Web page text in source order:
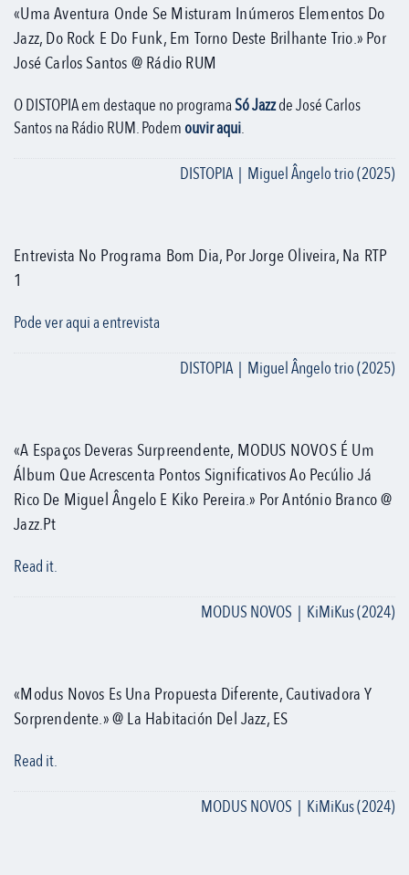
«Uma Aventura Onde Se Misturam Inúmeros Elementos Do
Jazz, Do Rock E Do Funk, Em Torno Deste Brilhante Trio.» Por
José Carlos Santos @ Rádio RUM
O DISTOPIA em destaque no programaSó Jazzde José Carlos
Santos na Rádio RUM. Podemouvir aqui.
DISTOPIA | Miguel Ângelo trio (2025)
Entrevista No Programa Bom Dia, Por Jorge Oliveira, Na RTP
1
Pode ver aqui a entrevista
DISTOPIA | Miguel Ângelo trio (2025)
«A Espaços Deveras Surpreendente, MODUS NOVOS É Um
Álbum Que Acrescenta Pontos Significativos Ao Pecúlio Já
Rico De Miguel Ângelo E Kiko Pereira.» Por António Branco @
Jazz.pt
Read it.
MODUS NOVOS | KiMiKus (2024)
«Modus Novos Es Una Propuesta Diferente, Cautivadora Y
Sorprendente.» @ La Habitación Del Jazz, ES
Read it.
MODUS NOVOS | KiMiKus (2024)